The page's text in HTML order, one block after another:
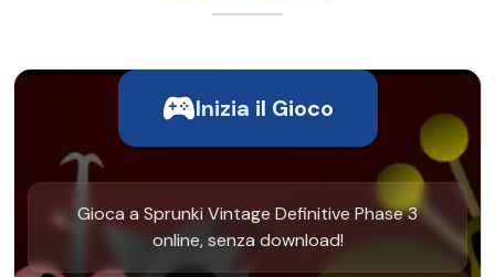
Inizia il Gioco
Gioca a Sprunki Vintage Definitive Phase 3
online, senza download!